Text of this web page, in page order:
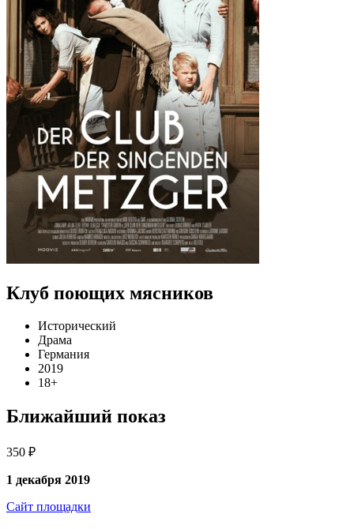
Клуб поющих мясников
Исторический
Драма
Германия
2019
18+
Ближайший показ
350 ₽
1 декабря 2019
Сайт площадки